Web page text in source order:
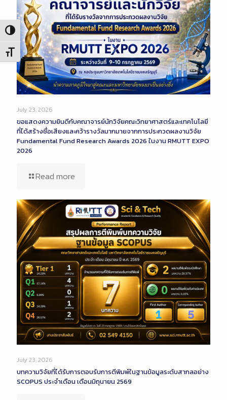
Toggle High Contrast
Toggle Font size
July 23, 2026
ขอแสดงความยินดีกับคณาจารย์นักวิจัยคณะวิทยาศาสตร์และเทคโนโลยี
ที่ได้สร้างชื่อเสียงและคว้ารางวัลมากมายจากการประกวดผลงานวิจัย
Fundamental Fund Research Awards 2026 ในงาน RMUTT EXPO
2026
Read more
July 23, 2026
บทความวิจัยที่ได้รับการตอบรับการตีพิมพ์ในฐานข้อมูลระดับสากลอย่าง
SCOPUS ประจำเดือน เดือนมิถุนายน 2569